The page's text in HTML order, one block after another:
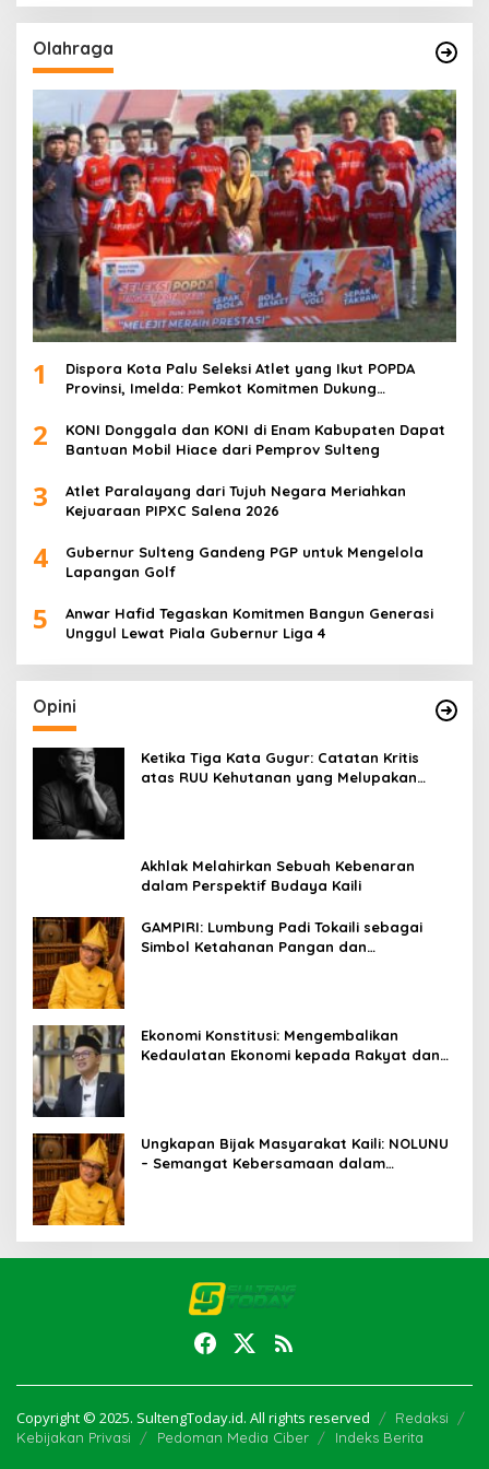
Olahraga
1
Dispora Kota Palu Seleksi Atlet yang Ikut POPDA
Provinsi, Imelda: Pemkot Komitmen Dukung
2
KONI Donggala dan KONI di Enam Kabupaten Dapat
Bantuan Mobil Hiace dari Pemprov Sulteng
3
Atlet Paralayang dari Tujuh Negara Meriahkan
Kejuaraan PIPXC Salena 2026
4
Gubernur Sulteng Gandeng PGP untuk Mengelola
Lapangan Golf
5
Anwar Hafid Tegaskan Komitmen Bangun Generasi
Unggul Lewat Piala Gubernur Liga 4
Opini
Ketika Tiga Kata Gugur: Catatan Kritis
atas RUU Kehutanan yang Melupakan
Akhlak Melahirkan Sebuah Kebenaran
dalam Perspektif Budaya Kaili
GAMPIRI: Lumbung Padi Tokaili sebagai
Simbol Ketahanan Pangan dan
Ekonomi Konstitusi: Mengembalikan
Kedaulatan Ekonomi kepada Rakyat dan
Ungkapan Bijak Masyarakat Kaili: NOLUNU
– Semangat Kebersamaan dalam
Copyright © 2025. SultengToday.id. All rights reserved
Redaksi
Kebijakan Privasi
Pedoman Media Ciber Indeks Berita